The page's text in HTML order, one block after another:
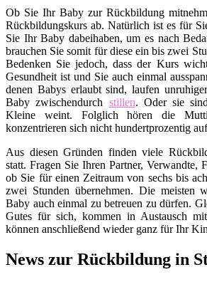
Ob Sie Ihr Baby zur Rückbildung
Rückbildungskurs ab. Natürlich ist es für
Sie Ihr Baby dabeihaben, um es nach
brauchen Sie somit für diese ein bis zwei
Bedenken Sie jedoch, dass der Kurs
Gesundheit ist und Sie auch einmal
denen Babys erlaubt sind, laufen
Baby zwischendurch stillen. Oder sie
Kleine weint. Folglich hören die
konzentrieren sich nicht hundertprozentig
Aus diesen Gründen finden viele
statt. Fragen Sie Ihren Partner, Verwandte,
ob Sie für einen Zeitraum von sechs bis
zwei Stunden übernehmen. Die meisten
Baby auch einmal zu betreuen zu dürfen.
Gutes für sich, kommen in Austausch
können anschließend wieder ganz für Ihr
News zur Rückbildung in